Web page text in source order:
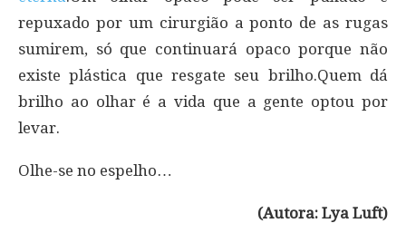
repuxado por um cirurgião a ponto de as rugas
sumirem, só que continuará opaco porque não
existe plástica que resgate seu brilho.Quem dá
brilho ao olhar é a vida que a gente optou por
levar.
Olhe-se no espelho…
(Autora: Lya Luft)